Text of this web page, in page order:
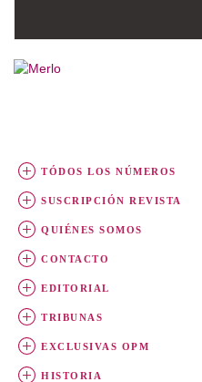
TÓDOS LOS NÚMEROS
SUSCRIPCIÓN REVISTA
QUIÉNES SOMOS
CONTACTO
EDITORIAL
TRIBUNAS
EXCLUSIVAS OPM
HISTORIA